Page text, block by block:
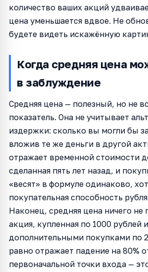
количество ваших акций
цена уменьшается вдвое. Не
будете видеть искажённую
Когда средняя цена
в заблуждение
Средняя цена — полезный, но не
показатель. Она не учитывает
издержки: сколько вы могли бы
вложив те же деньги в другой
отражает временной стоимости
сделанная пять лет назад, и
«весят» в формуле одинаково,
покупательная способность
Наконец, средняя цена ничего не
акция, купленная по 1000 рублей
дополнительными покупками по
равно отражает падение на 80%
первоначальной точки входа —